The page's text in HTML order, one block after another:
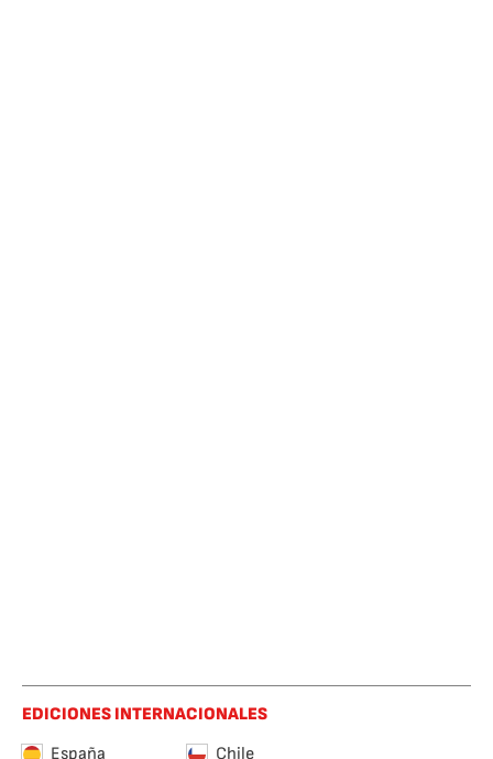
EDICIONES INTERNACIONALES
España
Chile